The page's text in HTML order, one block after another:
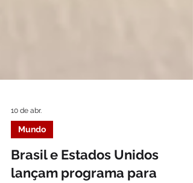
10 de abr.
Mundo